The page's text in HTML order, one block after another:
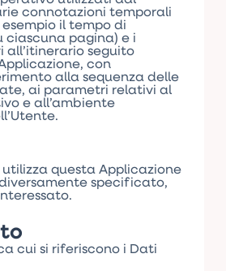
connotazioni temporali
il tempo di
ciascuna pagina) e i
seguito
con
alla sequenza delle
ai parametri relativi al
e all’ambiente
questa Applicazione
specificato,
cui si riferiscono i Dati